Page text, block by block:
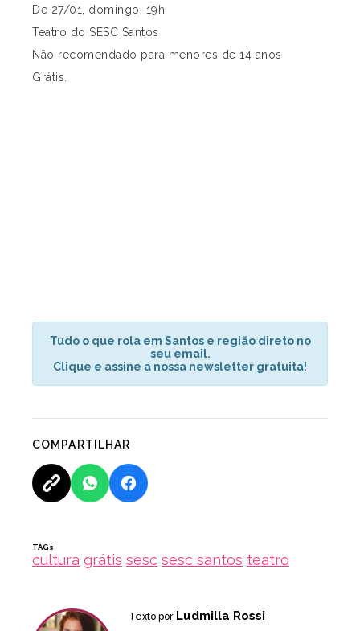
De 27/01, domingo, 19h
Teatro do SESC Santos
Não recomendado para menores de 14 anos
Grátis.
Tudo o que rola em Santos e região direto no
seu email.
Clique e assine a nossa newsletter gratuita!
COMPARTILHAR
TAGs
cultura grátis sesc sesc santos teatro
Texto por Ludmilla Rossi